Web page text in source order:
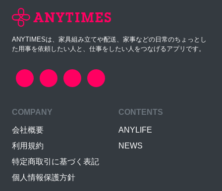
ANYTIMESは、家具組み立てや配送、家事などの日常のちょっとし
た用事を依頼したい人と、仕事をしたい人をつなげるアプリです。
COMPANY
会社概要
利用規約
特定商取引に基づく表記
個人情報保護方針
CONTENTS
ANYLIFE
NEWS